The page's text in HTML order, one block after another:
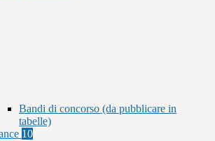
Bandi di concorso (da pubblicare in
tabelle)
10